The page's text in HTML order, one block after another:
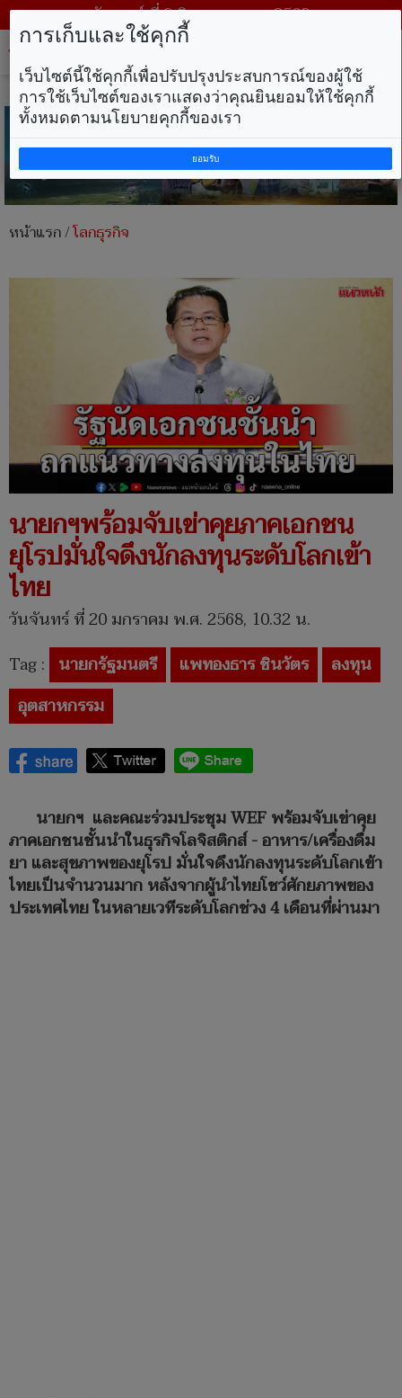
วันเสาร์ ที่ 8 สิงหาคม พ.ศ. 2569
หน้าแรก/โลกธุรกิจ
นายกฯพร้อมจับเข่าคุยภาคเอกชน
ยุโรปมั่นใจดึงนักลงทุนระดับโลกเข้า
ไทย
วันจันทร์ ที่ 20 มกราคม พ.ศ. 2568, 10.32 น.
Tag : นายกรัฐมนตรี แพทองธาร ชินวัตร
ลงทุน
อุตสาหกรรม
นายกฯ และคณะร่วมประชุม WEF พร้อมจับเข่าคุย
ภาคเอกชนชั้นนำในธุรกิจโลจิสติกส์ - อาหาร/เครื่องดื่ม
ยา และสุขภาพของยุโรป มั่นใจดึงนักลงทุนระดับโลกเข้า
ไทยเป็นจำนวนมาก หลังจากผู้นำไทยโชว์ศักยภาพของ
ประเทศไทย ในหลายเวทีระดับโลกช่วง 4 เดือนที่ผ่านมา
การเก็บและใช้คุกกี้
เว็บไซต์นี้ใช้คุกกี้เพื่อปรับปรุงประสบการณ์ของผู้ใช้
การใช้เว็บไซต์ของเราแสดงว่าคุณยินยอมให้ใช้คุกกี้
ทั้งหมดตามนโยบายคุกกี้ของเรา
ยอมรับ